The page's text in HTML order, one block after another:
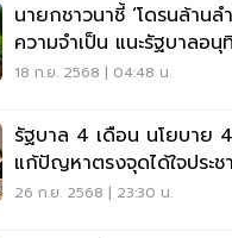
นายกชาวนาชี้ ‘โดรนล้านล
ความจำเป็น แนะรัฐบาลอนุ
‘3 ด่วน’
18 ก.ย. 2568 | 04:48 น.
รัฐบาล 4 เดือน นโยบาย
แก้ปัญหาตรงจุดได้ใจประช
26 ก.ย. 2568 | 23:30 น.